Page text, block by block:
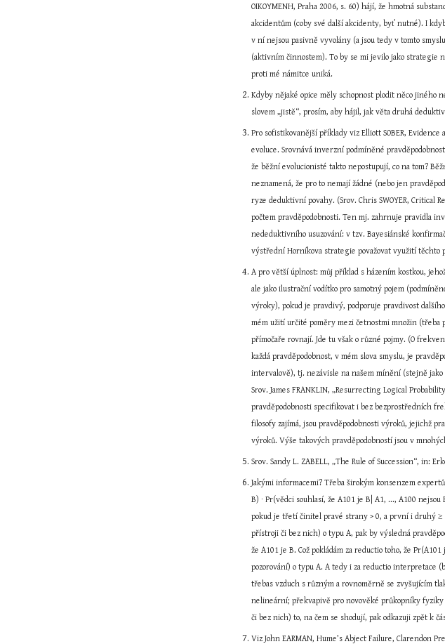
OIKOYMENH, Praha 2006, s. 60) hájí, že hmotná
akcidentům (coby své další akcidenty, byť nutné). I
v ní nejsou pasivně vyvolány (a jsou tedy v tomto
(aktivním činnostem). To by se mi jevilo jako strategie
proti mé námitce uniká.
Kdyby nějaké opice měly schopnost plodit něco jiného
slovem „jistě“, prosím, aby hájil, jak věta druhá
Pro sofistikovanější příklady viz Elliott SOBER,
evoluce. Srovnává inverzní podmíněné
že běžní evolucionisté takto nepostupují, co na tom?
neznamená, že pro to nemají žádné (nebo jen
ryze deduktivní povahy. (Srov. Chris SWOYER,
počtem pravděpodobnosti. Ten mj. zahrnuje pravidla
nededuktivního usuzování: v tzv. Bayesiánské
výstřední Horníkova strategie považovat využití těchto
A pro větší úplnost: můj příklad s házením kostkou,
ale jako ilustrační vodítko pro samotný pojem
výroky), pokud je pravdivý, podporuje pravdivost
mém užití určité poměry mezi četnostmi množin (třeba
přímočaře rovnají. Jde tu však o různé pojmy. (O
každá pravděpodobnost, v mém slova smyslu, je
intervalově), tj. nezávisle na našem mínění (stejně
Srov. James FRANKLIN, „Resurrecting Logical
pravděpodobnosti specifikovat i bez bezprostředních
filosofy zajímá, jsou pravděpodobnosti výroků, jejichž
výroků. Výše takových pravděpodobností jsou v
Srov. Sandy L. ZABELL, „The Rule of Succession“, in:
Jakými informacemi? Třeba širokým konsenzem
B) ∙ Pr(vědci souhlasí, že A101 je B| A1, ..., A100
pokud je třetí činitel pravé strany > 0, a první i druhý ≥
přístroji či bez nich) o typu A, pak by výsledná
že A101 je B. Což pokládám za reductio toho, že
pozorování) o typu A. A tedy i za reductio interpretace
třebas vzduch s různým a rovnoměrně se zvyšujícím
nelineární; překvapivě pro novověké průkopníky
či bez nich) to, na čem se shodují, pak odkazuji zpět k
Viz John EARMAN, Hume’s Abject Failure, Clarendon